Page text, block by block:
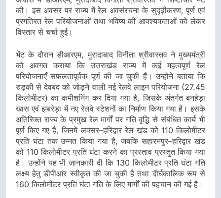
की। इस अवसर पर राज्य में रेल अवसंरचना के सुदृढ़ीकरण, पूर्ण एवं
प्रगतिरत रेल परियोजनाओं तथा भविष्य की आवश्यकताओं को लेकर
विस्तार से चर्चा हुई।
भेंट के दौरान डीआरएम, मुरादाबाद विनीता श्रीवास्तव ने मुख्यमंत्री
को अवगत कराया कि उत्तराखंड राज्य में कई महत्वपूर्ण रेल
परियोजनाएँ सफलतापूर्वक पूर्ण की जा चुकी हैं। उन्होंने बताया कि
रुड़की से देवबंद को जोड़ने वाली नई रेलवे लाइन परियोजना (27.45
किलोमीटर) का कमीशनिंग कर दिया गया है, जिसके अंतर्गत बनहेड़ा
खास एवं झबरेड़ा में नए रेलवे स्टेशनों का निर्माण किया गया है। इसके
अतिरिक्त राज्य के प्रमुख रेल मार्गों पर गति वृद्धि से संबंधित कार्य भी
पूर्ण किए गए हैं, जिनमें लक्सर–हरिद्वार रेल खंड को 110 किलोमीटर
प्रति घंटा तक उन्नत किया गया है, जबकि सहारनपुर–हरिद्वार खंड
को 110 किलोमीटर प्रति घंटा करने का प्रस्ताव प्रस्तुत किया गया
है। उन्होंने यह भी जानकारी दी कि 130 किलोमीटर प्रति घंटा गति
लक्ष्य हेतु डीपीआर स्वीकृत की जा चुकी है तथा दीर्घकालिक रूप से
160 किलोमीटर प्रति घंटा गति के लिए मार्गों की पहचान की गई है।